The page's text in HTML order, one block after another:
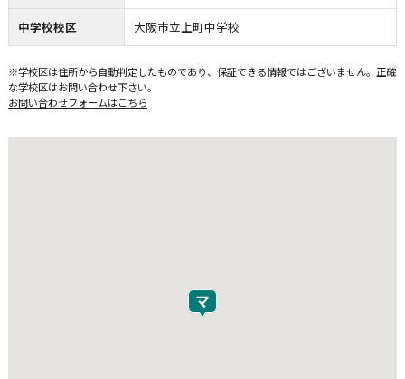
中学校校区 大阪市立上町中学校
※学校区は住所から自動判定したものであり、保証できる情報ではございません。正確
な学校区はお問い合わせ下さい。
お問い合わせフォームはこちら